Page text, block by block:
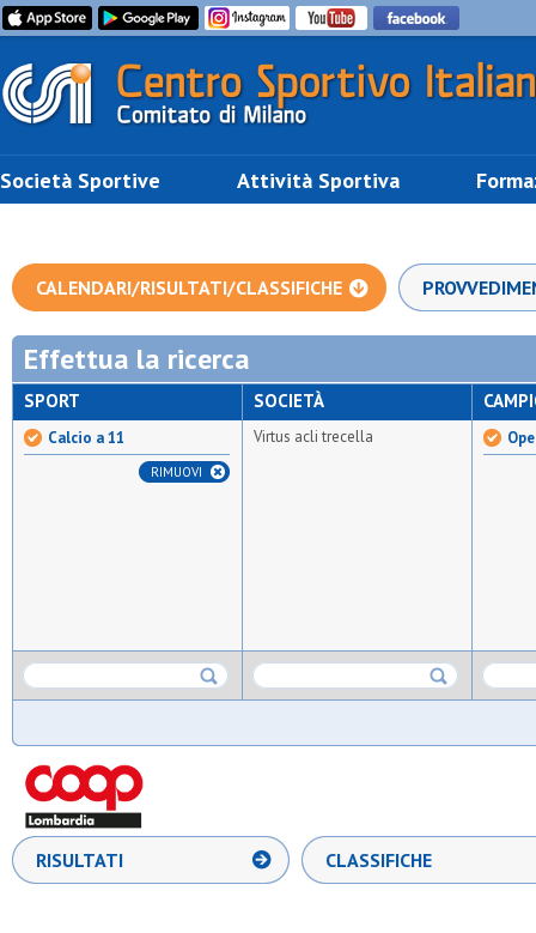
Società Sportive Attività Sportiva
CALENDARI/RISULTATI/CLASSIFICHE
Effettua la ricerca
SPORT
Calcio a 11
RIMUOVI
SOCIETÀ
Virtus acli trecella
RISULTATI CLASSIFICHE